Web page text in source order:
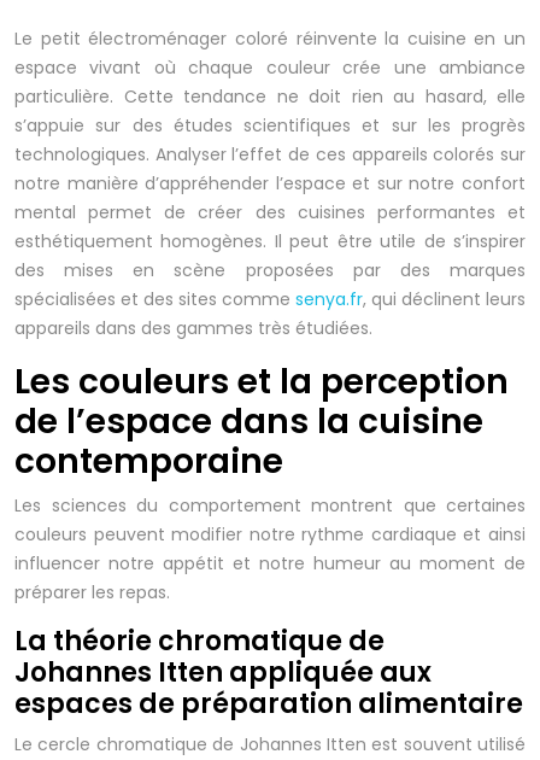
Le petit électroménager coloré réinvente la cuisine en un
espace vivant où chaque couleur crée une ambiance
particulière. Cette tendance ne doit rien au hasard, elle
s’appuie sur des études scientifiques et sur les progrès
technologiques. Analyser l’effet de ces appareils colorés sur
notre manière d’appréhender l’espace et sur notre confort
mental permet de créer des cuisines performantes et
esthétiquement homogènes. Il peut être utile de s’inspirer
des mises en scène proposées par des marques
spécialisées et des sites comme senya.fr, qui déclinent leurs
appareils dans des gammes très étudiées.
Les couleurs et la perception
de l’espace dans la cuisine
contemporaine
Les sciences du comportement montrent que certaines
couleurs peuvent modifier notre rythme cardiaque et ainsi
influencer notre appétit et notre humeur au moment de
préparer les repas.
La théorie chromatique de
Johannes Itten appliquée aux
espaces de préparation alimentaire
Le cercle chromatique de Johannes Itten est souvent utilisé